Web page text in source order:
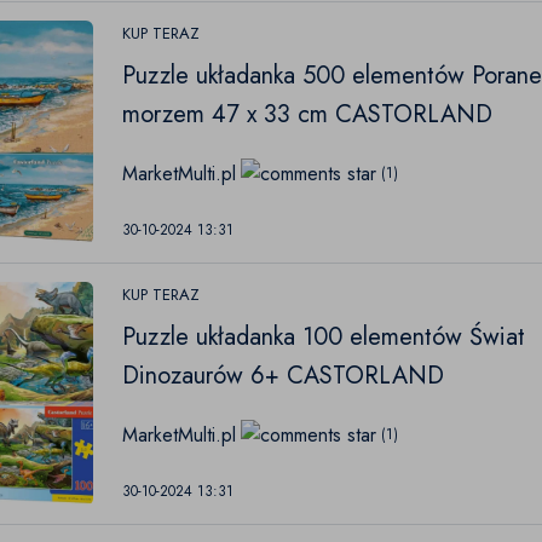
KUP TERAZ
Puzzle układanka 500 elementów
morzem 47 x 33 cm CASTORLAND
MarketMulti.pl (1)
30-10-2024 13:31
KUP TERAZ
Puzzle układanka 100 elementów Świat
Dinozaurów 6+ CASTORLAND
MarketMulti.pl (1)
30-10-2024 13:31